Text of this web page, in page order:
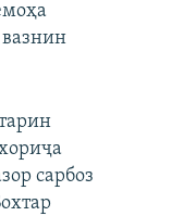
вазнин
сарбоз